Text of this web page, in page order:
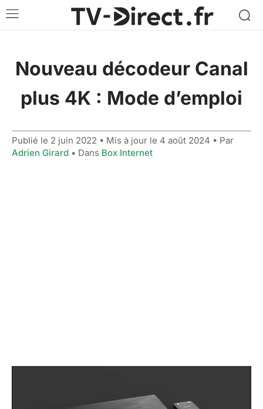
Nouveau décodeur Canal
plus 4K : Mode d’emploi
Publié le 2 juin 2022 • Mis à jour le 4 août 2024 • Par
Adrien Girard • Dans Box Internet